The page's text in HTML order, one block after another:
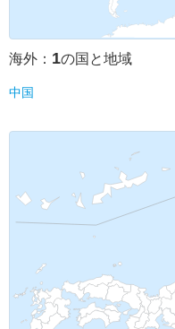
海外： 1の国と地域
中国